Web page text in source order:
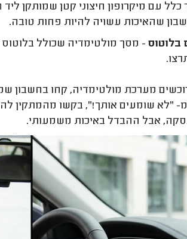
עם מיקרופון חיצוני קטן שמותקן ליד
שהאיכות עשויה להיות פחות טובה.
בלוטוס- מסך מולטימדיה שכולל בלוטוס
מערכת מולטימדיה, קחו בחשבון
"לא שומעים אותך!", בקשו מהמתקין
אבל ההבדל באיכות משמעותי.